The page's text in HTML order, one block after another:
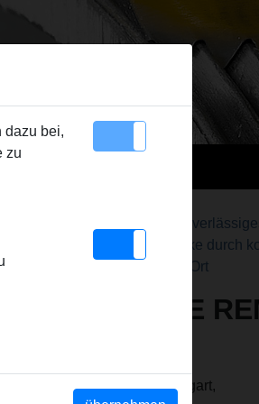
Qualitätsprodukte.
REMS – Marktstärke durch
REMS - Überall vor Ort
FÜR DIE
sich in Waiblingen bei Stuttgart,
dazu bei,
zu